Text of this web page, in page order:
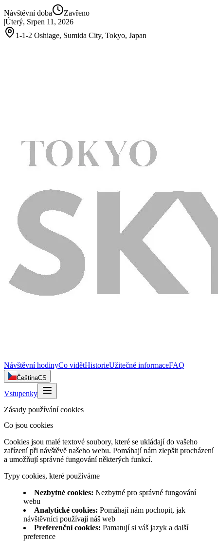
Návštěvní doba
Zavřeno
|Úterý, Srpen 11, 2026
1-1-2 Oshiage, Sumida City, Tokyo, Japan
Návštěvní hodinyCo vidětHistorieUžitečné informaceFAQ
ČeštinaCS
Vstupenky
Zásady používání cookies
Co jsou cookies
Cookies jsou malé textové soubory, které se ukládají do vašeho
zařízení při návštěvě našeho webu. Pomáhají nám zlepšit procházení
a umožňují správné fungování některých funkcí.
Typy cookies, které používáme
Nezbytné cookies: Nezbytné pro správné fungování
webu
Analytické cookies: Pomáhají nám pochopit, jak
návštěvníci používají náš web
Preferenční cookies: Pamatují si váš jazyk a další
preference